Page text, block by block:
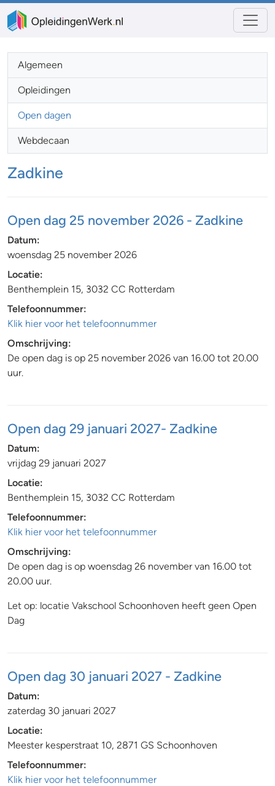
Algemeen
Opleidingen
Open dagen
Webdecaan
Zadkine
Open dag 25 november 2026 - Zadkine
Datum:
woensdag 25 november 2026
Locatie:
Benthemplein 15, 3032 CC Rotterdam
Telefoonnummer:
Klik hier voor het telefoonnummer
Omschrijving:
De open dag is op 25 november 2026 van 16.00 tot 20.00
uur.
Open dag 29 januari 2027- Zadkine
Datum:
vrijdag 29 januari 2027
Locatie:
Benthemplein 15, 3032 CC Rotterdam
Telefoonnummer:
Klik hier voor het telefoonnummer
Omschrijving:
De open dag is op woensdag 26 november van 16.00 tot
20.00 uur.
Let op: locatie Vakschool Schoonhoven heeft geen Open
Dag
Open dag 30 januari 2027 - Zadkine
Datum:
zaterdag 30 januari 2027
Locatie:
Meester kesperstraat 10, 2871 GS Schoonhoven
Telefoonnummer:
Klik hier voor het telefoonnummer